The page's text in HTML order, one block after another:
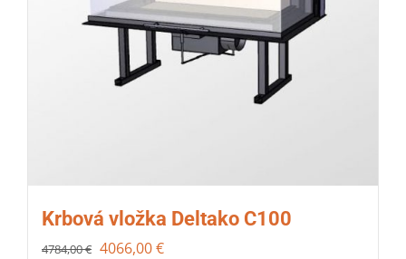
Krbová vložka Deltako C100
4784,00€ 4066,00€